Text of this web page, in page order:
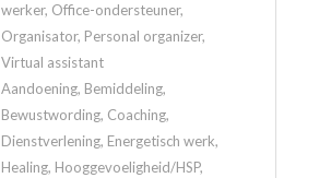
werker, Office-ondersteuner,
Organisator, Personal organizer,
Virtual assistant
Aandoening, Bemiddeling,
Bewustwording, Coaching,
Dienstverlening, Energetisch werk,
Healing, Hooggevoeligheid/HSP,